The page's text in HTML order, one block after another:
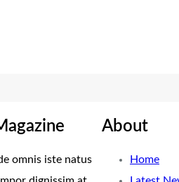
omnis iste natus
About
Home